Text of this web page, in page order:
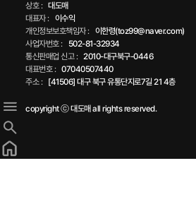
상호 : 대도매
대표자 :
이수익
개인정보보호책임자 :
이한령(toz99@naver.com)
사업자번호 :
502-81-32934
통신판매업 신고 : 2010-대구북구-0446
대표번호 : 07040507440
주소 :
[41506] 대구 북구 유통단지로7길 21 4층
copyright ⓒ 대도매 all rights reserved.